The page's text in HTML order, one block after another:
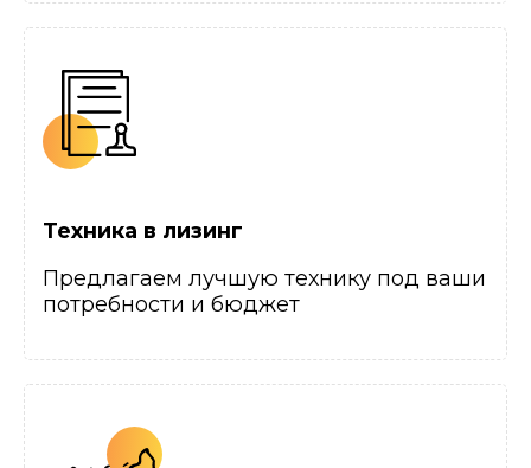
Техника в лизинг
Предлагаем лучшую технику под ваши
потребности и бюджет